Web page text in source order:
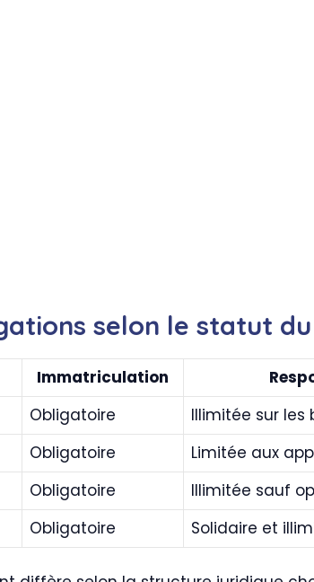
selon le statut
Immatriculation
Obligatoire Illimitée sur les
Obligatoire Limitée aux
Obligatoire Illimitée sauf
Obligatoire Solidaire et